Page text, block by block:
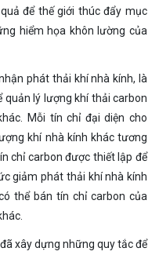
để thế giới thúc đẩy mục
hiểm họa khôn lường của
phát thải khí nhà kính, là
lý lượng khí thải carbon
Mỗi tín chỉ đại diện cho
khí nhà kính khác tương
chỉ carbon được thiết lập để
giảm phát thải khí nhà kính
thể bán tín chỉ carbon của
xây dựng những quy tắc để